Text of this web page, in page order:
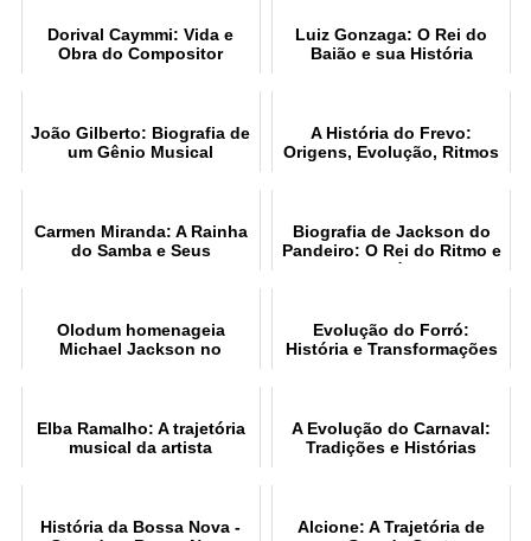
Dorival Caymmi: Vida e
Obra do Compositor
Luiz Gonzaga: O Rei do
Baião e sua História
João Gilberto: Biografia de
um Gênio Musical
A História do Frevo:
Origens, Evolução, Ritmos
Carmen Miranda: A Rainha
do Samba e Seus
Biografia de Jackson do
Pandeiro: O Rei do Ritmo e
sua Música
Olodum homenageia
Michael Jackson no
Evolução do Forró:
História e Transformações
Elba Ramalho: A trajetória
musical da artista
A Evolução do Carnaval:
Tradições e Histórias
História da Bossa Nova -
Alcione: A Trajetória de